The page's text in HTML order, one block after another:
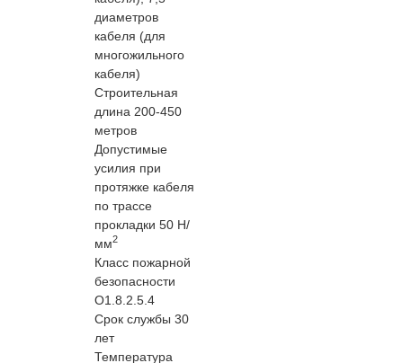
диаметров
кабеля (для
многожильного
кабеля)
Строительная
длина 200-450
метров
Допустимые
усилия при
протяжке кабеля
по трассе
прокладки 50 Н/
мм2
Класс пожарной
безопасности
O1.8.2.5.4
Срок службы 30
лет
Температура